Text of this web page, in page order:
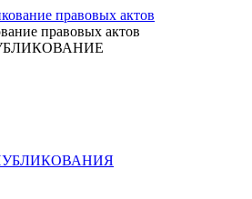
правовых актов